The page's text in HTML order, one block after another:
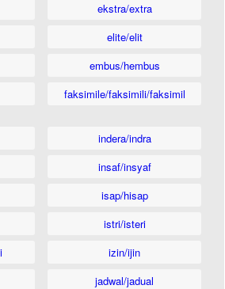
ekstra/extra
elite/elit
embus/hembus
faksimile/faksimili/faksimil
indera/indra
insaf/insyaf
isap/hisap
istri/isteri
izin/ijin
jadwal/jadual